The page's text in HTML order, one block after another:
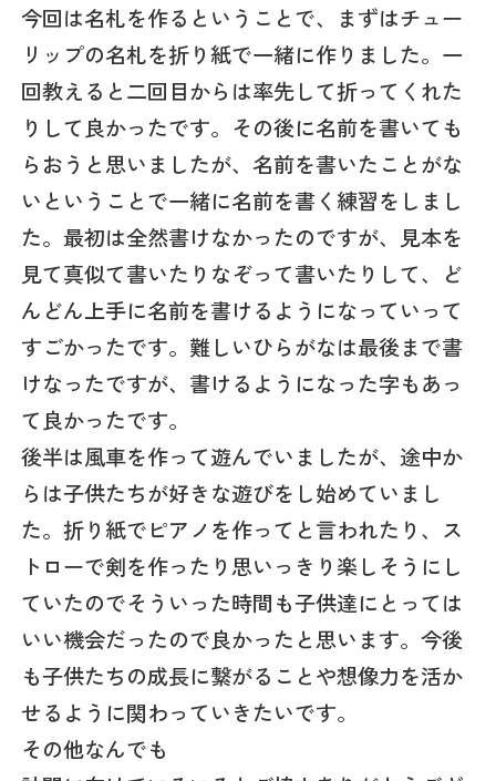
今回は名札を作るということで、まずはチュー
リップの名札を折り紙で一緒に作りました。一
回教えると二回目からは率先して折ってくれた
りして良かったです。その後に名前を書いても
らおうと思いましたが、名前を書いたことがな
いということで一緒に名前を書く練習をしまし
た。最初は全然書けなかったのですが、見本を
見て真似て書いたりなぞって書いたりして、ど
んどん上手に名前を書けるようになっていって
すごかったです。難しいひらがなは最後まで書
けなったですが、書けるようになった字もあっ
て良かったです。
後半は風車を作って遊んでいましたが、途中か
らは子供たちが好きな遊びをし始めていまし
た。折り紙でピアノを作ってと言われたり、ス
トローで剣を作ったり思いっきり楽しそうにし
ていたのでそういった時間も子供達にとっては
いい機会だったので良かったと思います。今後
も子供たちの成長に繋がることや想像力を活か
せるように関わっていきたいです。
その他なんでも